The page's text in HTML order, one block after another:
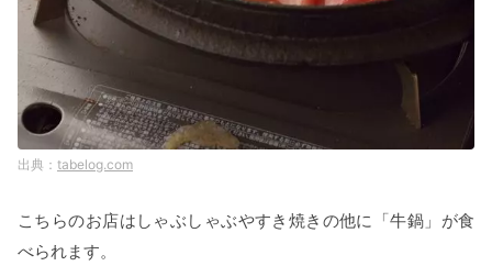
tabelog.com
こちらのお店はしゃぶしゃぶやすき焼きの他に「牛鍋」が食
べられます。